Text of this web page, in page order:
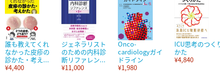
誰も教えてくれ
なかった皮疹の
診かた・考え...
¥4,400
ジェネラリスト
のための内科診
断リファレン...
¥11,000
Onco-
cardiologyガイ
ドライン
¥1,980
ICU思考のつく
かた
¥4,840